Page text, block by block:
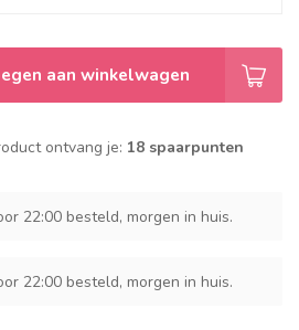
aan winkelwagen
ontvang je: 18 spaarpunten
22:00 besteld, morgen in huis.
22:00 besteld, morgen in huis.